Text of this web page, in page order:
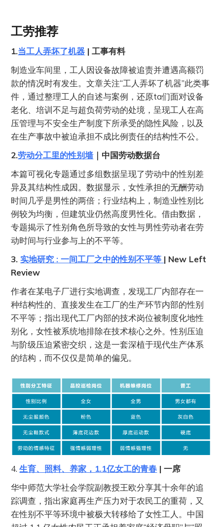
工劳推荐
1.当工人弄坏了机器 | 工事有料
制造业车间里，工人因设备故障被追责并遭遇高额罚
款的情况时有发生。文章关注“工人弄坏了机器”此类事
件，通过整理工人的自述与案例，还原ta们面对设备
老化、培训不足与超负荷劳动的处境，呈现工人在高
压管理与不安全生产制度下所承受的隐性风险，以及
在生产事故中被迫承担不成比例责任的结构性不公。
2.劳动分工里的性别墙｜中国劳动数据台
本篇可视化专题通过多组数据呈现了劳动中的性别差
异及其结构性成因。数据显示，女性承担的无酬劳动
时间几乎是男性的两倍；行业结构上，制造业性别比
例较为均衡，但建筑业仍然高度男性化。借由数据，
专题揭示了性别角色所导致的女性与男性劳动者在劳
动时间与行业参与上的不平等。
3. 实地研究 : 一间工厂之中的性别不平等 | New Left
Review
作者在某电子厂进行实地调查，发现工厂内部存在一
种结构性的、直接发生在工厂的生产环节内部的性别
不平等；指出现代工厂内部的技术岗位被制度化地性
别化，女性被系统地排除在技术核心之外。性别压迫
与阶级压迫紧密交织，这是一套深植于现代生产体系
的结构，而不仅仅是简单的偏见。
4.生育、照料、养家，1.1亿女工的青春 | 一席
华中师范大学社会学院副教授王欧分享其十余年的追
踪调查，指出家庭再生产压力对于农民工的重荷，又
在性别不平等环境中被极大转移给了女性工人。中国